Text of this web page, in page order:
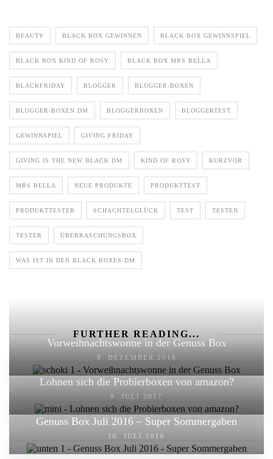
BEAUTY BLACK BOX GEWINNEN BLACK BOX GEWINNSPIEL
BLACK BOX KIND OF ROSY BLACK BOX MRS BELLA
BLACKFRIDAY BLOGGER BLOGGER-BOXEN
BLOGGER-BOXEN DM BLOGGERBOXEN BLOGGERTEST
GEWINNSPIEL GIVING FRIDAY
GIVING IS THE NEW BLACK DM KIND OF ROSY KURZVOR
MRS BELLA NEUE PRODUKTE PRODUKTTEST
PRODUKTTESTER SCHACHTELGLÜCK TEST TESTEN
TESTER ÜBERRASCHUNGSBOX
WAS IST IN DEN BLACK BOXES DM
FURTHER READING...
Vorweihnachtswonne in der Genuss Box
8. DEZEMBER 2016
Lohnen sich die Probierboxen von amazon?
9. JULI 2017
Genuss Box Juli 2016 – Super Sommergaben
10. JULI 2016